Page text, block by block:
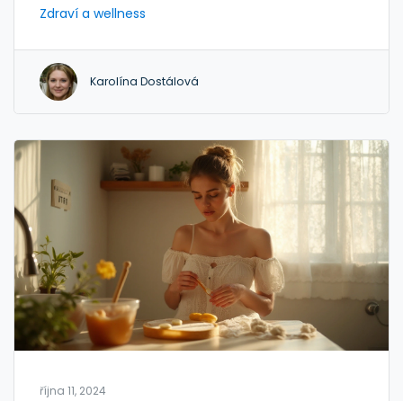
regeneračním a výživným vlastnostem. V článku
kloubů, jeho zdroje v potravinách a praktičtější rady
pro jeho užití. Naučíte se také, jaké další látky
mohou klouby posílit a zlepšit celkovou pohyblivost.
Zdraví a wellness
Karolína Dostálová
října 11, 2024